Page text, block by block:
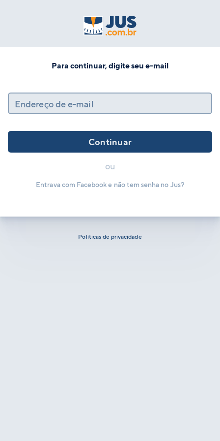
Para continuar, digite seu e-mail
Endereço de e-mail
Continuar
ou
Entrava com Facebook e não tem senha no Jus?
Políticas de privacidade